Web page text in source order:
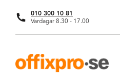
010 300 10 81
Vardagar 8.30 - 17.00